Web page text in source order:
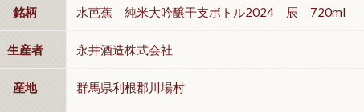
銘柄 水芭蕉 純米大吟醸干支ボトル2024 辰 720ml
生産者 永井酒造株式会社
産地 群馬県利根郡川場村